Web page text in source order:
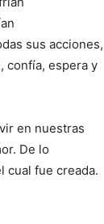
sus acciones,
confía, espera y
en nuestras
De lo
cual fue creada.